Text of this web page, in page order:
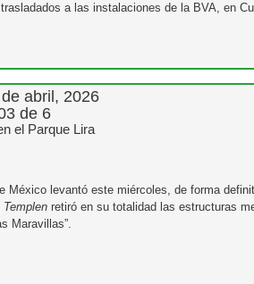
a las instalaciones de la BVA, en
abril, 2026
de 6
el Parque Lira
México levantó este miércoles, de forma
retiró en su totalidad las estructuras
Maravillas”.